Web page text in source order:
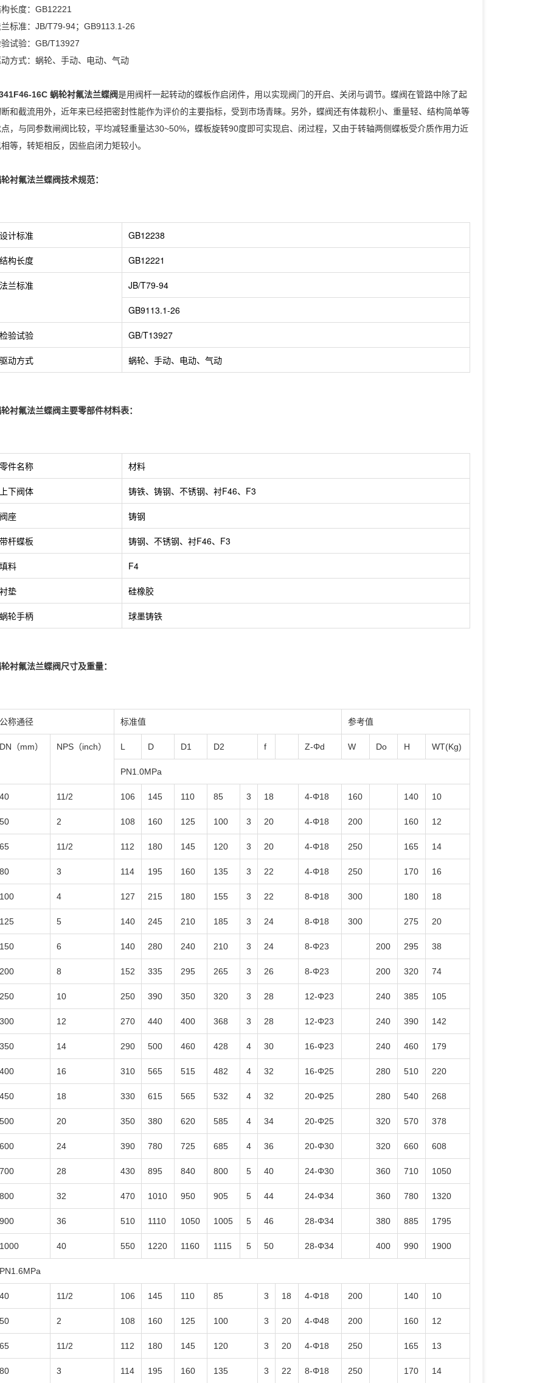
长度：GB12221
兰标准：JB/T79-94；GB9113.1-26
试验：GB/T13927
方式：蜗轮、手动、电动、气动
16C蜗轮衬氟法兰蝶阀是用阀杆一起转动的蝶板作启闭件，用以实现阀门的开启、关闭与调节。蝶阀在管路中除了起
和截流用外，近年来已经把密封性能作为评价的主要指标，受到市场青睐。另外，蝶阀还有体裁积小、重量轻、结构简单等
，与同参数闸阀比较，平均减轻重量达30~50%，蝶板旋转90度即可实现启、闭过程，又由于转轴两侧蝶板受介质作用力近
等，转矩相反，因些启闭力矩较小。
衬氟法兰蝶阀技术规范：
设计标准 GB12238
结构长度 GB12221
法兰标准 JB/T79-94
GB9113.1-26
检验试验 GB/T13927
驱动方式 蜗轮、手动、电动、气动
衬氟法兰蝶阀主要零部件材料表：
零件名称 材料
上下阀体 铸铁、铸钢、不锈钢、衬F46、F3
阀座 铸钢
带杆蝶板 铸钢、不锈钢、衬F46、F3
填料 F4
衬垫 硅橡胶
蜗轮手柄 球墨铸铁
衬氟法兰蝶阀尺寸及重量：
公称通径 标准值 参考值
DN（mm） NPS（inch） L D D1 D2 f Z-Φd W Do H WT(Kg)
PN1.0MPa
40 11/2 106 145 110 85 3 18 4-Φ18 160 140 10
50 2 108 160 125 100 3 20 4-Φ18 200 160 12
65 11/2 112 180 145 120 3 20 4-Φ18 250 165 14
80 3 114 195 160 135 3 22 4-Φ18 250 170 16
100 4 127 215 180 155 3 22 8-Φ18 300 180 18
125 5 140 245 210 185 3 24 8-Φ18 300 275 20
150 6 140 280 240 210 3 24 8-Φ23 200 295 38
200 8 152 335 295 265 3 26 8-Φ23 200 320 74
250 10 250 390 350 320 3 28 12-Φ23 240 385 105
300 12 270 440 400 368 3 28 12-Φ23 240 390 142
350 14 290 500 460 428 4 30 16-Φ23 240 460 179
400 16 310 565 515 482 4 32 16-Φ25 280 510 220
450 18 330 615 565 532 4 32 20-Φ25 280 540 268
500 20 350 380 620 585 4 34 20-Φ25 320 570 378
600 24 390 780 725 685 4 36 20-Φ30 320 660 608
700 28 430 895 840 800 5 40 24-Φ30 360 710 1050
800 32 470 1010 950 905 5 44 24-Φ34 360 780 1320
900 36 510 1110 1050 1005 5 46 28-Φ34 380 885 1795
1000 40 550 1220 1160 1115 5 50 28-Φ34 400 990 1900
PN1.6MPa
40 11/2 106 145 110 85 3 18 4-Φ18 200 140 10
50 2 108 160 125 100 3 20 4-Φ48 200 160 12
65 11/2 112 180 145 120 3 20 4-Φ18 250 165 13
80 3 114 195 160 135 3 22 8-Φ18 250 170 14